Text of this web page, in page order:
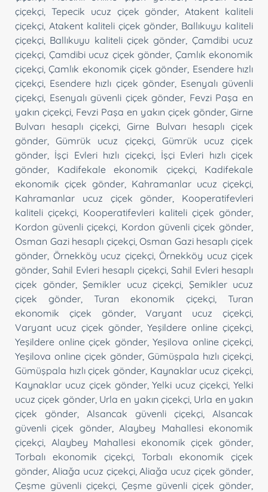
çiçekçi, Tepecik ucuz çiçek gönder,Atakent kaliteli
çiçekçi, Atakent kaliteli çiçek gönder, Ballıkuyu kaliteli
çiçekçi, Ballıkuyu kaliteli çiçek gönder, Çamdibi ucuz
çiçekçi, Çamdibi ucuz çiçek gönder, Çamlık ekonomik
çiçekçi,Çamlık ekonomik çiçek gönder, Esendere hızlı
çiçekçi, Esendere hızlı çiçek gönder, Esenyalı güvenli
çiçekçi, Esenyalı güvenli çiçek gönder, Fevzi Paşa en
yakın çiçekçi, Fevzi Paşa en yakın çiçek gönder, Girne
Bulvarı hesaplı çiçekçi, Girne Bulvarı hesaplı çiçek
gönder,Gümrük ucuz çiçekçi, Gümrük ucuz çiçek
gönder, İşçi Evleri hızlı çiçekçi, İşçi Evleri hızlı çiçek
gönder, Kadifekale ekonomik çiçekçi, Kadifekale
ekonomik çiçek gönder, Kahramanlar ucuz çiçekçi,
Kahramanlar ucuz çiçek gönder, Kooperatifevleri
kaliteli çiçekçi, Kooperatifevleri kaliteli çiçek gönder,
Kordon güvenli çiçekçi, Kordon güvenli çiçek gönder,
Osman Gazi hesaplı çiçekçi,Osman Gazi hesaplı çiçek
gönder, Örnekköy ucuz çiçekçi, Örnekköy ucuz çiçek
gönder,Sahil Evleri hesaplı çiçekçi, Sahil Evleri hesaplı
çiçek gönder, Şemikler ucuz çiçekçi, Şemikler ucuz
çiçek gönder, Turan ekonomik çiçekçi, Turan
ekonomik çiçek gönder,Varyant ucuz çiçekçi,
Varyant ucuz çiçek gönder, Yeşildere online çiçekçi,
Yeşildere online çiçek gönder, Yeşilova online çiçekçi,
Yeşilova online çiçek gönder, Gümüşpala hızlı çiçekçi,
Gümüşpala hızlı çiçek gönder, Kaynaklar ucuz çiçekçi,
Kaynaklar ucuz çiçek gönder,Yelki ucuz çiçekçi,Yelki
ucuz çiçek gönder, Urla en yakın çiçekçi, Urla en yakın
çiçek gönder, Alsancak güvenli çiçekçi, Alsancak
güvenli çiçek gönder,Alaybey Mahallesi ekonomik
çiçekçi, Alaybey Mahallesi ekonomik çiçek gönder,
Torbalı ekonomik çiçekçi, Torbalı ekonomik çiçek
gönder, Aliağa ucuz çiçekçi,Aliağa ucuz çiçek gönder,
Çeşme güvenli çiçekçi, Çeşme güvenli çiçek gönder,